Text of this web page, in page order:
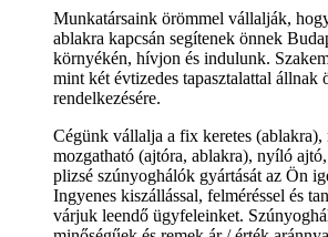
Munkatársaink örömmel vállalják,
ablakra kapcsán segítenek önnek
környékén, hívjon és indulunk.
mint két évtizedes tapasztalattal állnak
rendelkezésére.
Cégünk vállalja a fix keretes (ablakra),
mozgatható (ajtóra, ablakra), nyíló
plizsé szúnyoghálók gyártását az Ön
Ingyenes kiszállással, felméréssel és
várjuk leendő ügyfeleinket.